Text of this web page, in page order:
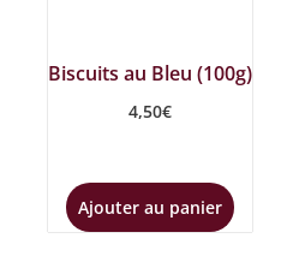
Biscuits au Bleu (100g)
4,50€
Ajouter au panier